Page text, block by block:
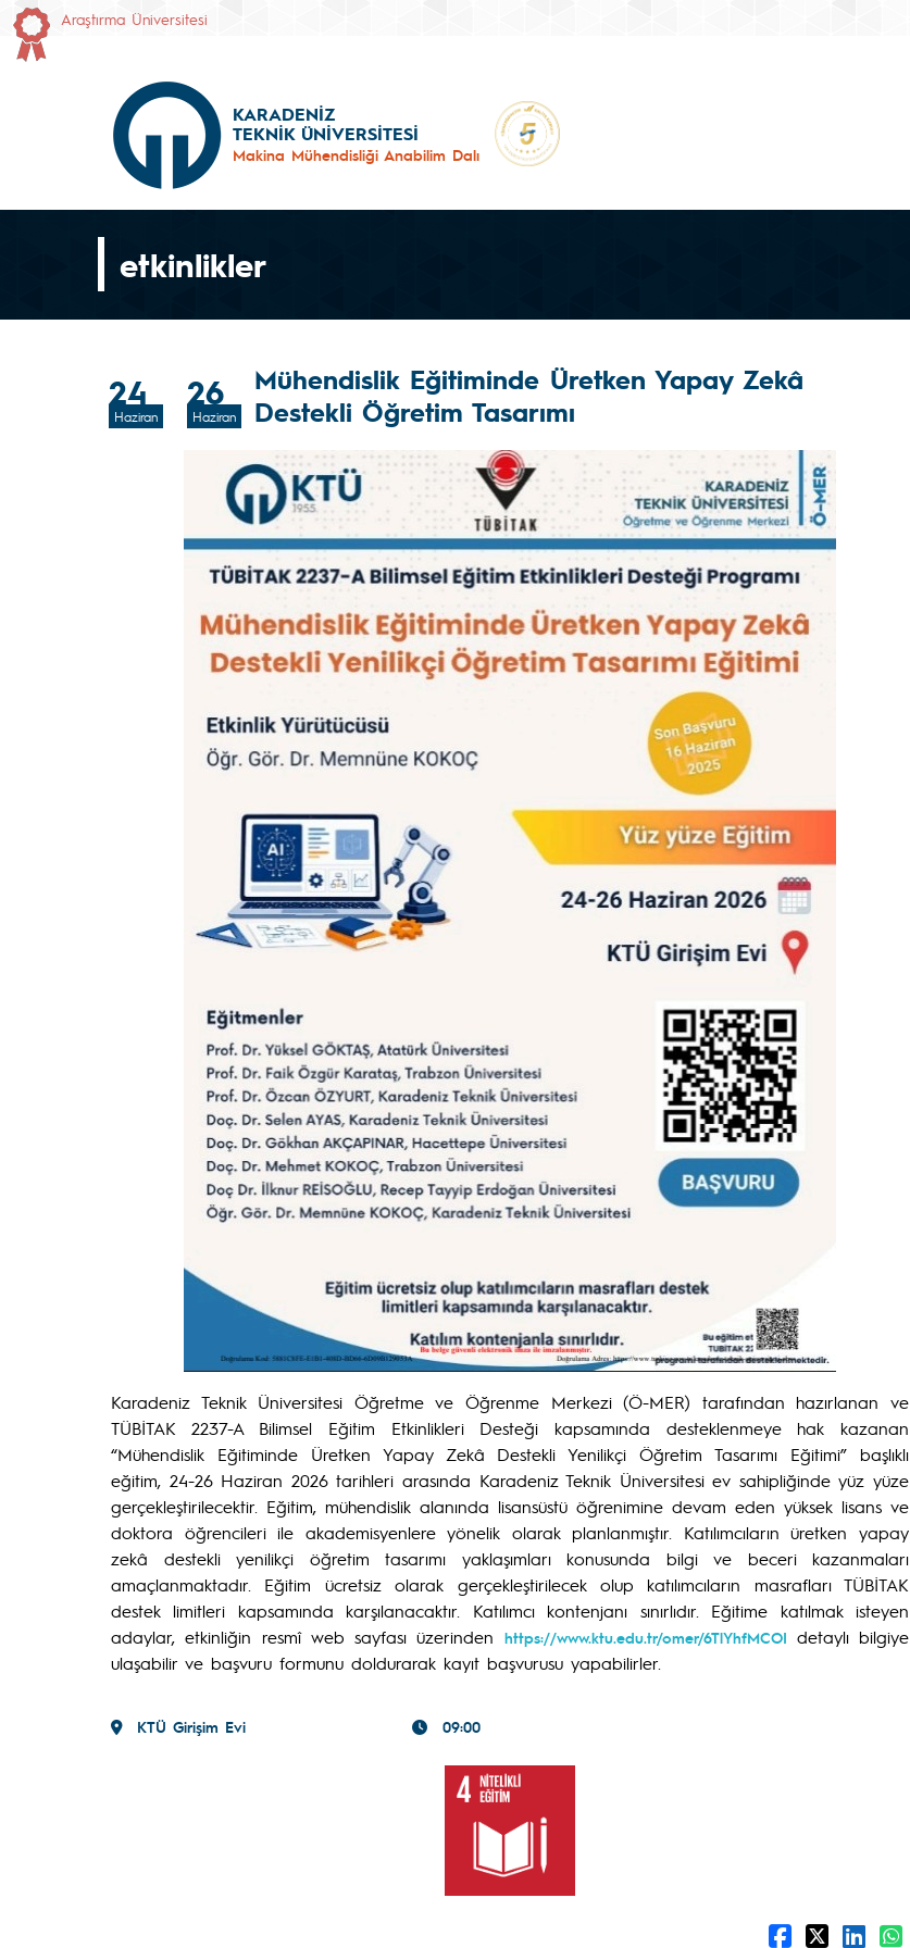
Araştırma Üniversitesi
KARADENİZ
TEKNİK ÜNİVERSİTESİ
Makina Mühendisliği Anabilim Dalı
etkinlikler
24
Haziran
26
Haziran
Mühendislik Eğitiminde Üretken Yapay Zekâ
Destekli Öğretim Tasarımı
Karadeniz Teknik Üniversitesi Öğretme ve Öğrenme Merkezi (Ö-MER) tarafından hazırlanan ve
TÜBİTAK 2237-A Bilimsel Eğitim Etkinlikleri Desteği kapsamında desteklenmeye hak kazanan
“Mühendislik Eğitiminde Üretken Yapay Zekâ Destekli Yenilikçi Öğretim Tasarımı Eğitimi” başlıklı
eğitim, 24-26 Haziran 2026 tarihleri arasında Karadeniz Teknik Üniversitesi ev sahipliğinde yüz yüze
gerçekleştirilecektir. Eğitim, mühendislik alanında lisansüstü öğrenimine devam eden yüksek lisans ve
doktora öğrencileri ile akademisyenlere yönelik olarak planlanmıştır. Katılımcıların üretken yapay
zekâ destekli yenilikçi öğretim tasarımı yaklaşımları konusunda bilgi ve beceri kazanmaları
amaçlanmaktadır. Eğitim ücretsiz olarak gerçekleştirilecek olup katılımcıların masrafları TÜBİTAK
destek limitleri kapsamında karşılanacaktır. Katılımcı kontenjanı sınırlıdır. Eğitime katılmak isteyen
adaylar, etkinliğin resmî web sayfası üzerinden
https://www.ktu.edu.tr/omer/6TlYhfMCOI detaylı bilgiye
ulaşabilir ve başvuru formunu doldurarak kayıt başvurusu yapabilirler.
KTÜ Girişim Evi 09:00